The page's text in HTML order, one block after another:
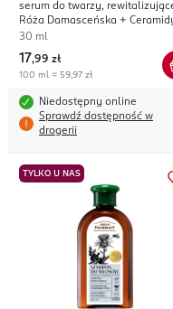
serum do twarzy,
Róża Damasceńska +
30 ml
17,99 zł
100 ml = 59,97 zł
Niedostępny online
Sprawdź dostępność w
drogerii
TYLKO U NAS